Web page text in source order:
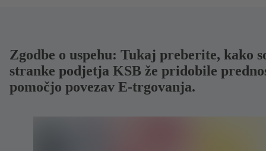
Zgodbe o uspehu: Tukaj preberite, kako
stranke podjetja KSB že pridobile
pomočjo povezav E-trgovanja.